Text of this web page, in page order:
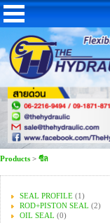
Products > ซีล
SEAL PROFILE (1)
ROD+PISTON SEAL (2)
OIL SEAL (0)